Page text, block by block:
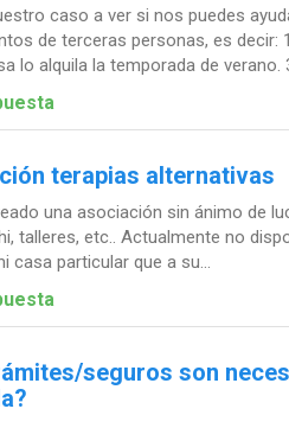
caso a ver si nos puedes
de terceras personas, es decir:
lo alquila la temporada de verano.
terapias alternativas
una asociación sin ánimo de
talleres, etc.. Actualmente no
casa particular que a su...
seguros son